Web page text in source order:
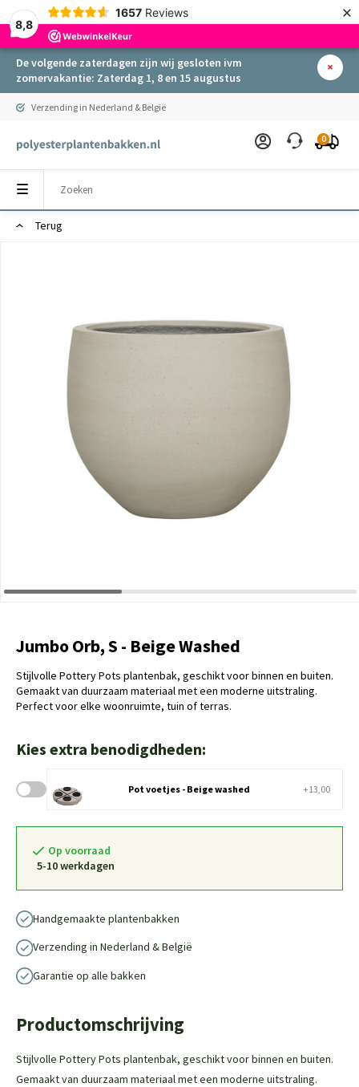
8,8
1657 Reviews ×
De volgende zaterdagen zijn wij gesloten ivm
zomervakantie: Zaterdag 1, 8 en 15 augustus
Verzending in Nederland & België
0
Terug
Jumbo Orb, S - Beige Washed
Stijlvolle Pottery Pots plantenbak, geschikt voor binnen en buiten.
Gemaakt van duurzaam materiaal met een moderne uitstraling.
Perfect voor elke woonruimte, tuin of terras.
Kies extra benodigdheden:
Pot voetjes - Beige washed +13,00
Op voorraad
5-10 werkdagen
Handgemaakte plantenbakken
Verzending in Nederland & België
Garantie op alle bakken
Productomschrijving
Stijlvolle Pottery Pots plantenbak, geschikt voor binnen en buiten.
Gemaakt van duurzaam materiaal met een moderne uitstraling.